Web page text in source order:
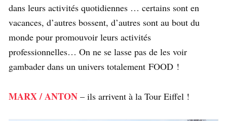
dans leurs activités quotidiennes … certains sont en
vacances, d’autres bossent, d’autres sont au bout du
monde pour promouvoir leurs activités
professionnelles… On ne se lasse pas de les voir
gambader dans un univers totalement FOOD !
MARX / ANTON – ils arrivent à la Tour Eiffel !